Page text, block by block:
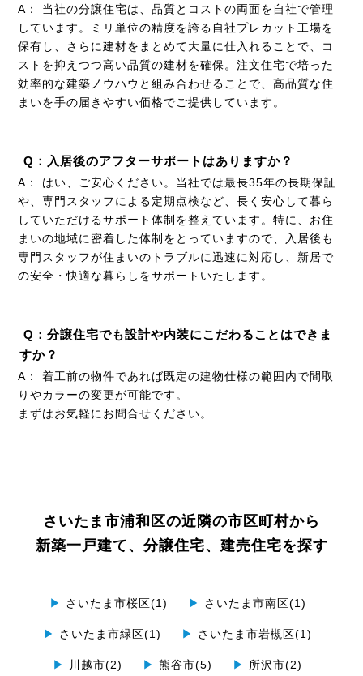
A： 当社の分譲住宅は、品質とコストの両面を自社で管理
しています。ミリ単位の精度を誇る自社プレカット工場を
保有し、さらに建材をまとめて大量に仕入れることで、コ
ストを抑えつつ高い品質の建材を確保。注文住宅で培った
効率的な建築ノウハウと組み合わせることで、高品質な住
まいを手の届きやすい価格でご提供しています。
Q：入居後のアフターサポートはありますか？
A： はい、ご安心ください。当社では最長35年の長期保証
や、専門スタッフによる定期点検など、長く安心して暮ら
していただけるサポート体制を整えています。特に、お住
まいの地域に密着した体制をとっていますので、入居後も
専門スタッフが住まいのトラブルに迅速に対応し、新居で
の安全・快適な暮らしをサポートいたします。
Q：分譲住宅でも設計や内装にこだわることはできま
すか？
A： 着工前の物件であれば既定の建物仕様の範囲内で間取
りやカラーの変更が可能です。
まずはお気軽にお問合せください。
さいたま市浦和区の近隣の市区町村から
新築一戸建て、分譲住宅、建売住宅を探す
▶ さいたま市桜区(1) ▶ さいたま市南区(1)
▶ さいたま市緑区(1) ▶ さいたま市岩槻区(1)
▶ 川越市(2) ▶ 熊谷市(5) ▶ 所沢市(2)